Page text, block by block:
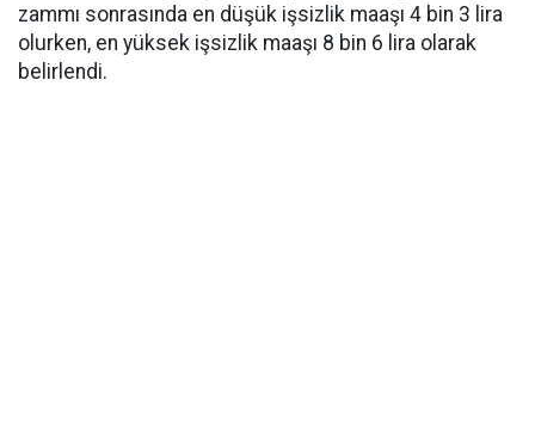
zammı sonrasında en düşük işsizlik maaşı 4 bin 3 lira
olurken, en yüksek işsizlik maaşı 8 bin 6 lira olarak
belirlendi.